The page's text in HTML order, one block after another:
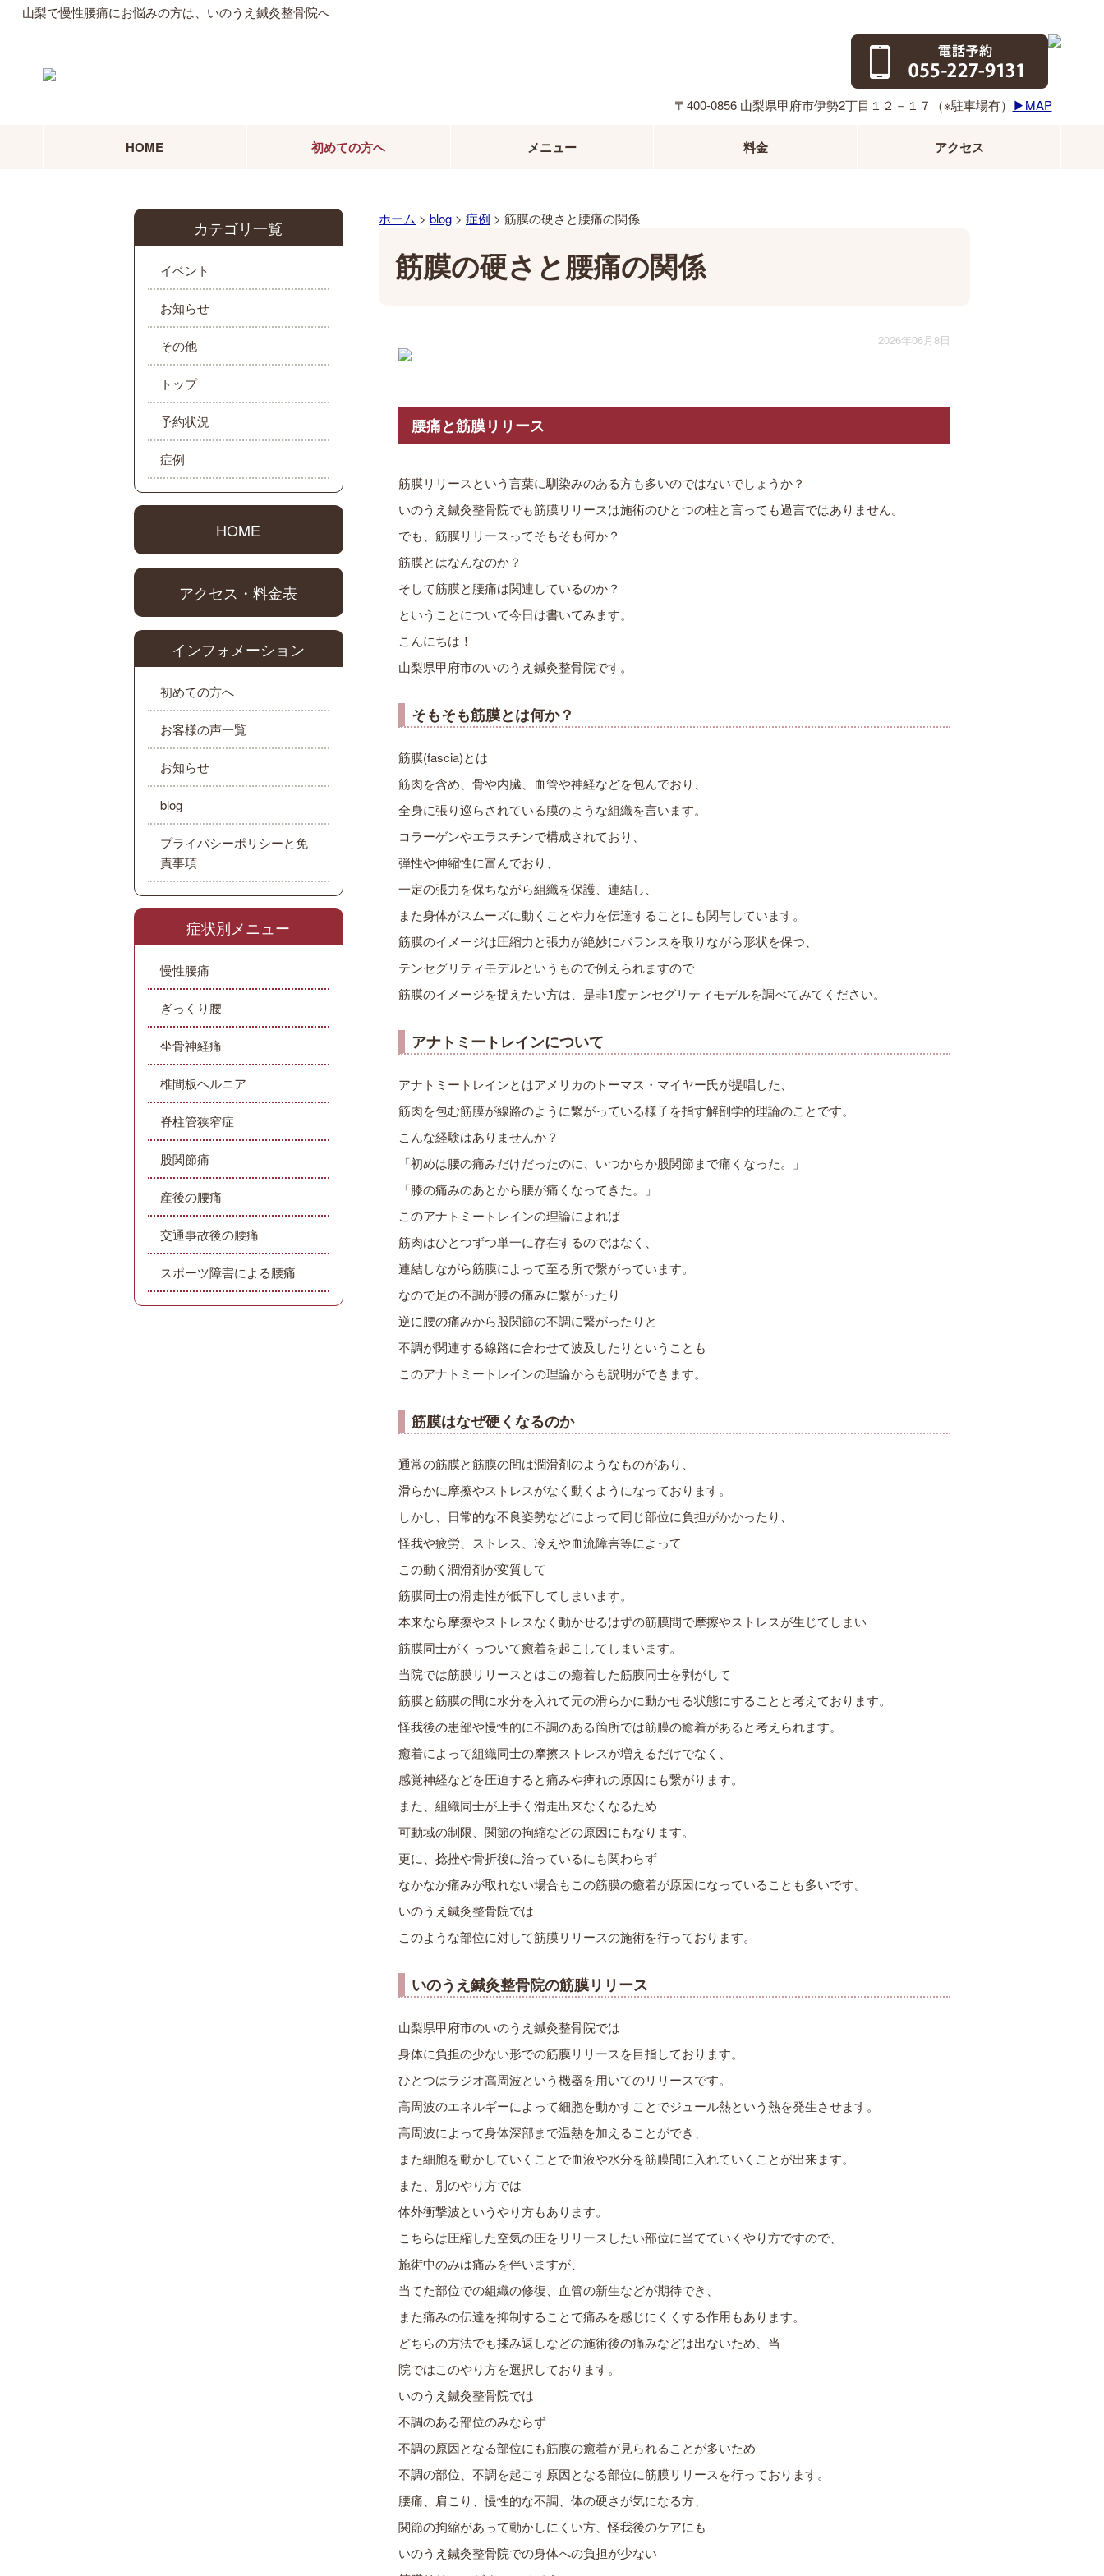
山梨で慢性腰痛にお悩みの方は、いのうえ鍼灸整骨院へ
〒400-0856 ⼭梨県甲府市伊勢2丁⽬１２－１７（※駐⾞場有） ▶MAP
HOME 初めての方へ メニュー 料金 アクセス
ホーム > blog > 症例 > 筋膜の硬さと腰痛の関係
筋膜の硬さと腰痛の関係
2026年06月8日
腰痛と筋膜リリース
筋膜リリースという言葉に馴染みのある方も多いのではないでしょうか？
いのうえ鍼灸整骨院でも筋膜リリースは施術のひとつの柱と言っても過言ではありません。
でも、筋膜リリースってそもそも何か？
筋膜とはなんなのか？
そして筋膜と腰痛は関連しているのか？
ということについて今日は書いてみます。
こんにちは！
山梨県甲府市のいのうえ鍼灸整骨院です。
そもそも筋膜とは何か？
筋膜(fascia)とは
筋肉を含め、骨や内臓、血管や神経などを包んでおり、
全身に張り巡らされている膜のような組織を言います。
コラーゲンやエラスチンで構成されており、
弾性や伸縮性に富んでおり、
一定の張力を保ちながら組織を保護、連結し、
また身体がスムーズに動くことや力を伝達することにも関与しています。
筋膜のイメージは圧縮力と張力が絶妙にバランスを取りながら形状を保つ、
テンセグリティモデルというもので例えられますので
筋膜のイメージを捉えたい方は、是非1度テンセグリティモデルを調べてみてください。
アナトミートレインについて
アナトミートレインとはアメリカのトーマス・マイヤー氏が提唱した、
筋肉を包む筋膜が線路のように繋がっている様子を指す解剖学的理論のことです。
こんな経験はありませんか？
「初めは腰の痛みだけだったのに、いつからか股関節まで痛くなった。」
「膝の痛みのあとから腰が痛くなってきた。」
このアナトミートレインの理論によれば
筋肉はひとつずつ単一に存在するのではなく、
連結しながら筋膜によって至る所で繋がっています。
なので足の不調が腰の痛みに繋がったり
逆に腰の痛みから股関節の不調に繋がったりと
不調が関連する線路に合わせて波及したりということも
このアナトミートレインの理論からも説明ができます。
筋膜はなぜ硬くなるのか
通常の筋膜と筋膜の間は潤滑剤のようなものがあり、
滑らかに摩擦やストレスがなく動くようになっております。
しかし、日常的な不良姿勢などによって同じ部位に負担がかかったり、
怪我や疲労、ストレス、冷えや血流障害等によって
この動く潤滑剤が変質して
筋膜同士の滑走性が低下してしまいます。
本来なら摩擦やストレスなく動かせるはずの筋膜間で摩擦やストレスが生じてしまい
筋膜同士がくっついて癒着を起こしてしまいます。
当院では筋膜リリースとはこの癒着した筋膜同士を剥がして
筋膜と筋膜の間に水分を入れて元の滑らかに動かせる状態にすることと考えております。
怪我後の患部や慢性的に不調のある箇所では筋膜の癒着があると考えられます。
癒着によって組織同士の摩擦ストレスが増えるだけでなく、
感覚神経などを圧迫すると痛みや痺れの原因にも繋がります。
また、組織同士が上手く滑走出来なくなるため
可動域の制限、関節の拘縮などの原因にもなります。
更に、捻挫や骨折後に治っているにも関わらず
なかなか痛みが取れない場合もこの筋膜の癒着が原因になっていることも多いです。
いのうえ鍼灸整骨院では
このような部位に対して筋膜リリースの施術を行っております。
いのうえ鍼灸整骨院の筋膜リリース
山梨県甲府市のいのうえ鍼灸整骨院では
身体に負担の少ない形での筋膜リリースを目指しております。
ひとつはラジオ高周波という機器を用いてのリリースです。
高周波のエネルギーによって細胞を動かすことでジュール熱という熱を発生させます。
高周波によって身体深部まで温熱を加えることができ、
また細胞を動かしていくことで血液や水分を筋膜間に入れていくことが出来ます。
また、別のやり方では
体外衝撃波というやり方もあります。
こちらは圧縮した空気の圧をリリースしたい部位に当てていくやり方ですので、
施術中のみは痛みを伴いますが、
当てた部位での組織の修復、血管の新生などが期待でき、
また痛みの伝達を抑制することで痛みを感じにくくする作用もあります。
どちらの方法でも揉み返しなどの施術後の痛みなどは出ないため、当
院ではこのやり方を選択しております。
いのうえ鍼灸整骨院では
不調のある部位のみならず
不調の原因となる部位にも筋膜の癒着が見られることが多いため
不調の部位、不調を起こす原因となる部位に筋膜リリースを行っております。
腰痛、肩こり、慢性的な不調、体の硬さが気になる方、
関節の拘縮があって動かしにくい方、怪我後のケアにも
いのうえ鍼灸整骨院での身体への負担が少ない
カテゴリ一覧
イベント
お知らせ
その他
トップ
予約状況
症例
HOME
アクセス・料金表
インフォメーション
初めての方へ
お客様の声一覧
お知らせ
blog
プライバシーポリシーと免
責事項
症状別メニュー
慢性腰痛
ぎっくり腰
坐骨神経痛
椎間板ヘルニア
脊柱管狭窄症
股関節痛
産後の腰痛
交通事故後の腰痛
スポーツ障害による腰痛